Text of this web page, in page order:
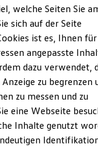
Buzz
Caravelle
welche Seiten Sie
sich auf der Seite
ist es, Ihnen für
angepasste
dazu verwendet,
zu begrenzen
zu messen und zu
eine Webseite
Inhalte genutzt